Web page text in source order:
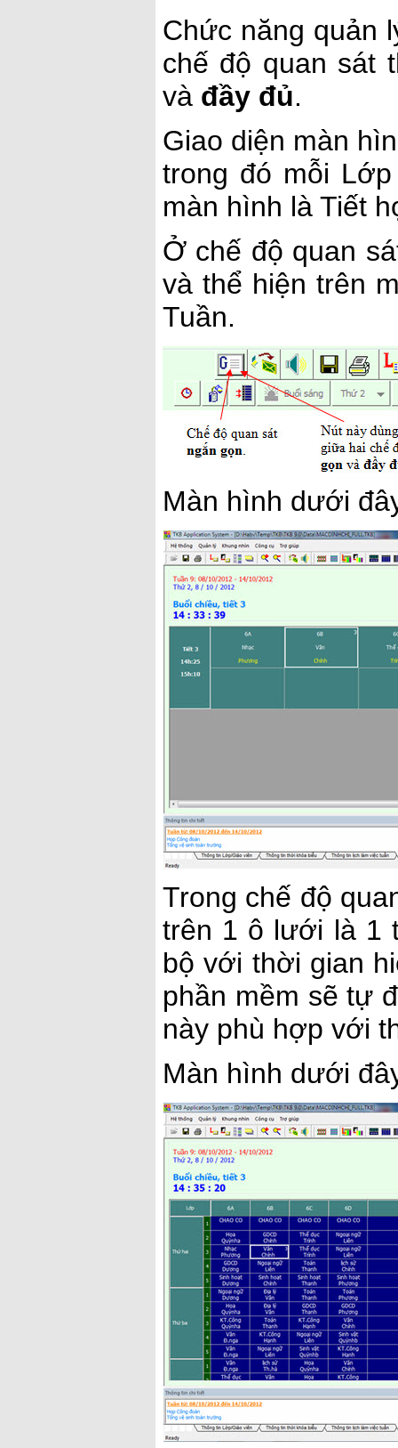
Chức năng quản
chế độ quan sát
và đầy đủ.
Giao diện màn
trong đó mỗi
màn hình là Tiết
Ở chế độ quan
và thể hiện trên
Tuần.
Màn hình dưới
Trong chế độ
trên 1 ô lưới là 1
bộ với thời gian
phần mềm sẽ tự
này phù hợp với
Màn hình dưới